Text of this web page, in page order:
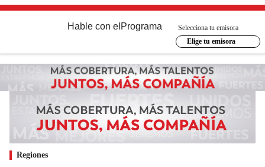
Hable con el Programa
Selecciona tu emisora
Elige tu emisora
Regiones